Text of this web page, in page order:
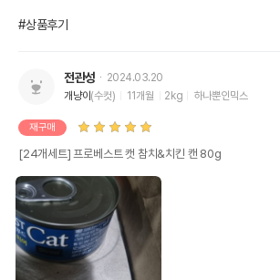
#상품후기
전관성
2024.03.20
개냥이 (수컷) 11개월 2kg 하나뿐인믹스
재구매
[24개세트] 프로베스트 캣 참치&치킨 캔 80g